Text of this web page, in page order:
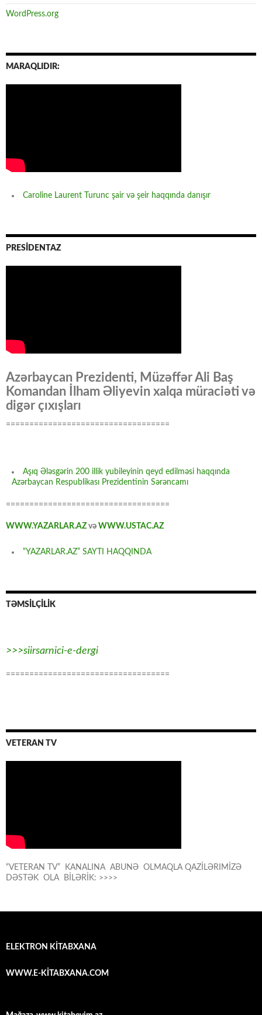
WordPress.org
MARAQLIDIR:
Caroline Laurent Turunc şair və şeir haqqında danışır
PRESİDENTAZ
Azərbaycan Prezidenti, Müzəffər Ali Baş
Komandan İlham Əliyevin xalqa müraciəti və
digər çıxışları
===================================
Aşıq Ələsgərin 200 illik yubileyinin qeyd edilməsi haqqında
Azərbaycan Respublikası Prezidentinin Sərəncamı
===================================
WWW.YAZARLAR.AZ və WWW.USTAC.AZ
“YAZARLAR.AZ” SAYTI HAQQINDA
TƏMSİLÇİLİK
>>>siirsarnici-e-dergi
===================================
VETERAN TV
“VETERAN TV” KANALINA ABUNƏ OLMAQLA QAZİLƏRIMİZƏ
DƏSTƏK OLA BİLƏRİK: >>>>
ELEKTRON KİTABXANA
WWW.E-KİTABXANA.COM